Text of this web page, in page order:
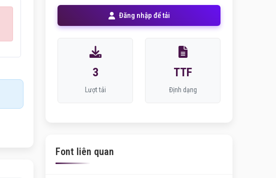
Đăng nhập để tải
3
Lượt tải
TTF
Định dạng
Font liên quan